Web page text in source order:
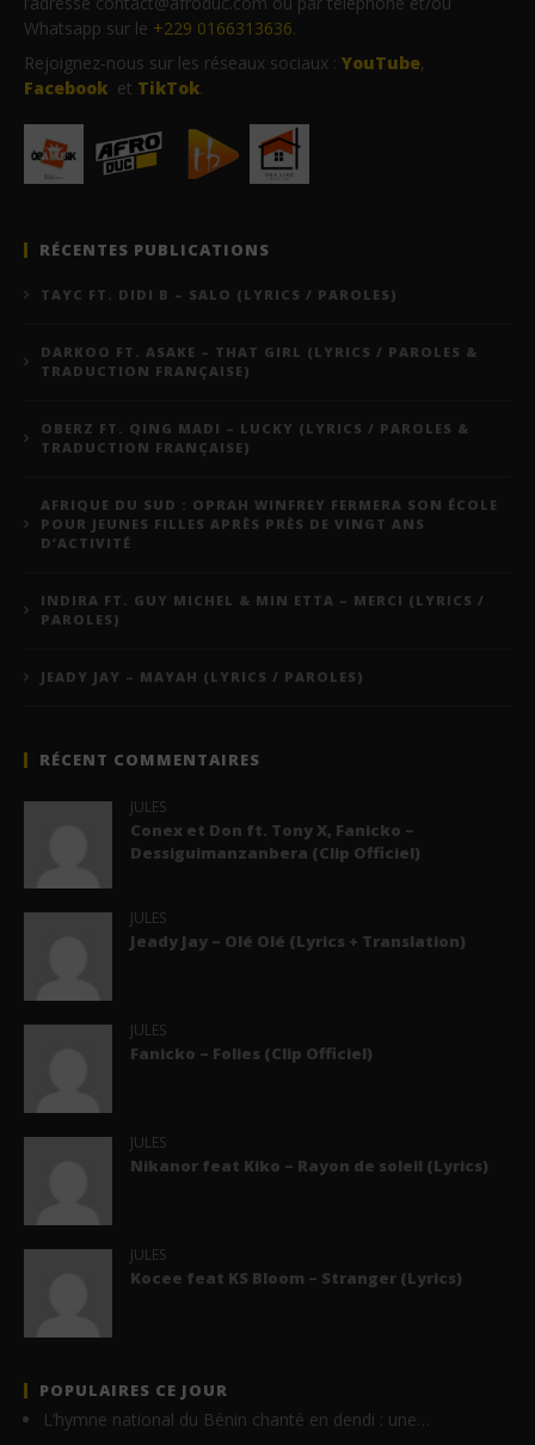
Whatsapp sur le +229 0166313636.
Rejoignez-nous sur les réseaux sociaux : YouTube,
Facebook et TikTok.
RÉCENTES PUBLICATIONS
TAYC FT. DIDI B – SALO (LYRICS / PAROLES)
DARKOO FT. ASAKE – THAT GIRL (LYRICS / PAROLES &
TRADUCTION FRANÇAISE)
OBERZ FT. QING MADI – LUCKY (LYRICS / PAROLES &
TRADUCTION FRANÇAISE)
AFRIQUE DU SUD : OPRAH WINFREY FERMERA SON ÉCOLE
POUR JEUNES FILLES APRÈS PRÈS DE VINGT ANS
D’ACTIVITÉ
INDIRA FT. GUY MICHEL & MIN ETTA – MERCI (LYRICS /
PAROLES)
JEADY JAY – MAYAH (LYRICS / PAROLES)
RÉCENT COMMENTAIRES
JULES
Conex et Don ft. Tony X, Fanicko –
Dessiguimanzanbera (Clip Officiel)
JULES
Jeady Jay – Olé Olé (Lyrics + Translation)
JULES
Fanicko – Folies (Clip Officiel)
JULES
Nikanor feat Kiko – Rayon de soleil (Lyrics)
JULES
Kocee feat KS Bloom – Stranger (Lyrics)
POPULAIRES CE JOUR
L’hymne national du Bénin chanté en dendi : une…